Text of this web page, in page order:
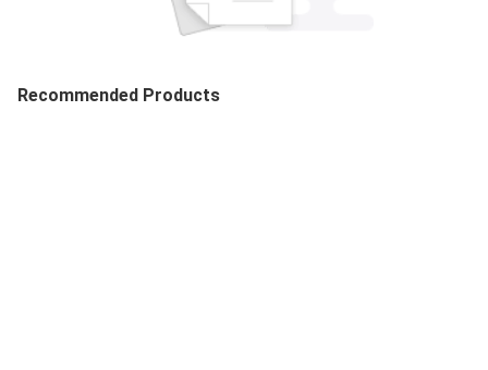
Recommended Products